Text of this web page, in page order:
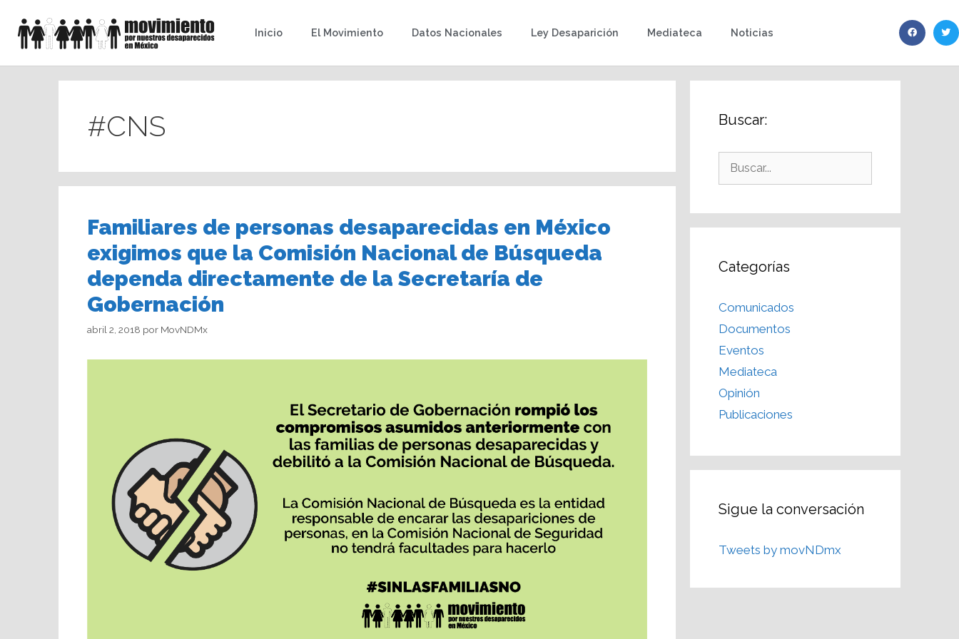
Inicio El Movimiento Datos Nacionales Ley Desaparición Mediateca Noticias
#CNS
Familiares de personas desaparecidas en México
exigimos que la Comisión Nacional de Búsqueda
dependa directamente de la Secretaría de
Gobernación
abril 2, 2018 por MovNDMx
Buscar:
Categorías
Comunicados
Documentos
Eventos
Mediateca
Opinión
Publicaciones
Sigue la conversación
Tweets by movNDmx